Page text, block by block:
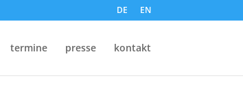
DE EN
termine presse kontakt